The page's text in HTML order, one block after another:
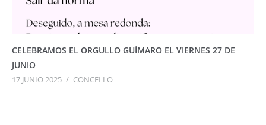
CELEBRAMOS EL ORGULLO GUÍMARO EL VIERNES 27 DE
JUNIO
17 JUNIO 2025 / CONCELLO